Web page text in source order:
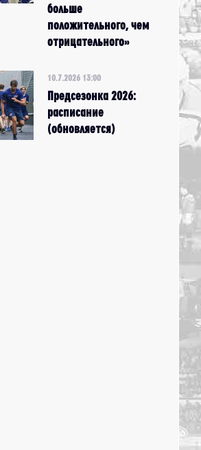
больше
положительного, чем
отрицательного»
10.7.2026 13:00
Предсезонка 2026:
расписание
(обновляется)